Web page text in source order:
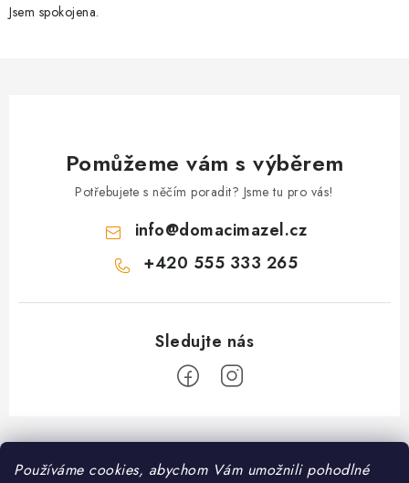
Používáme cookies, abychom Vám umožnili pohodlné
Jsem spokojena.
Pomůžeme vám s výběrem
Potřebujete s něčím poradit? Jsme tu pro vás!
info@domacimazel.cz
+420 555 333 265
Z
á
Informace pro vás